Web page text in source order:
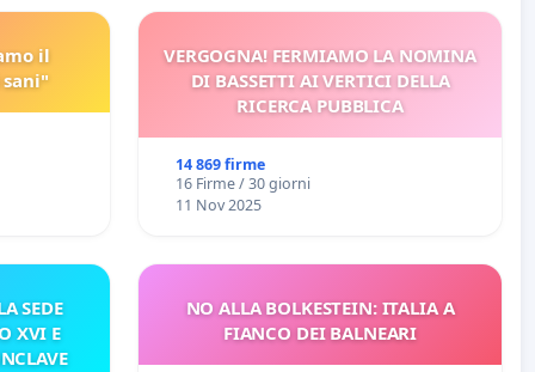
il
VERGOGNA! FERMIAMO LA NOMINA
DI BASSETTI AI VERTICI DELLA
RICERCA PUBBLICA
14 869 firme
16 Firme / 30 giorni
11 Nov 2025
SEDE
XVI E
NO ALLA BOLKESTEIN: ITALIA A
FIANCO DEI BALNEARI